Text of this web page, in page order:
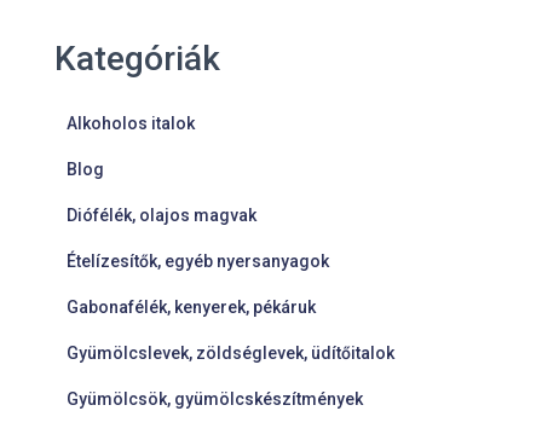
Kategóriák
Alkoholos italok
Blog
Diófélék, olajos magvak
Ételízesítők, egyéb nyersanyagok
Gabonafélék, kenyerek, pékáruk
Gyümölcslevek, zöldséglevek, üdítőitalok
Gyümölcsök, gyümölcskészítmények